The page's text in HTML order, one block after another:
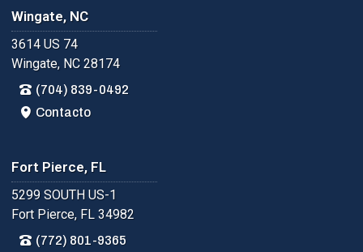
Wingate, NC
3614 US 74
Wingate, NC 28174
(704) 839-0492
Contacto
Fort Pierce, FL
5299 SOUTH US-1
Fort Pierce, FL 34982
(772) 801-9365